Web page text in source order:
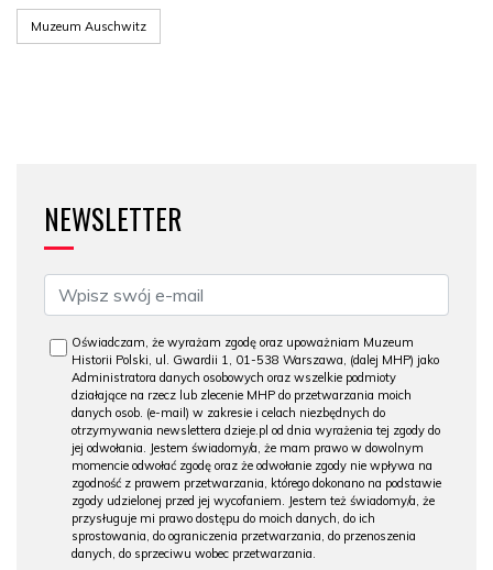
Muzeum Auschwitz
NEWSLETTER
Oświadczam, że wyrażam zgodę oraz upoważniam Muzeum
Historii Polski, ul. Gwardii 1, 01-538 Warszawa, (dalej MHP) jako
Administratora danych osobowych oraz wszelkie podmioty
działające na rzecz lub zlecenie MHP do przetwarzania moich
danych osob. (e-mail) w zakresie i celach niezbędnych do
otrzymywania newslettera dzieje.pl od dnia wyrażenia tej zgody do
jej odwołania. Jestem świadomy/a, że mam prawo w dowolnym
momencie odwołać zgodę oraz że odwołanie zgody nie wpływa na
zgodność z prawem przetwarzania, którego dokonano na podstawie
zgody udzielonej przed jej wycofaniem. Jestem też świadomy/a, że
przysługuje mi prawo dostępu do moich danych, do ich
sprostowania, do ograniczenia przetwarzania, do przenoszenia
danych, do sprzeciwu wobec przetwarzania.